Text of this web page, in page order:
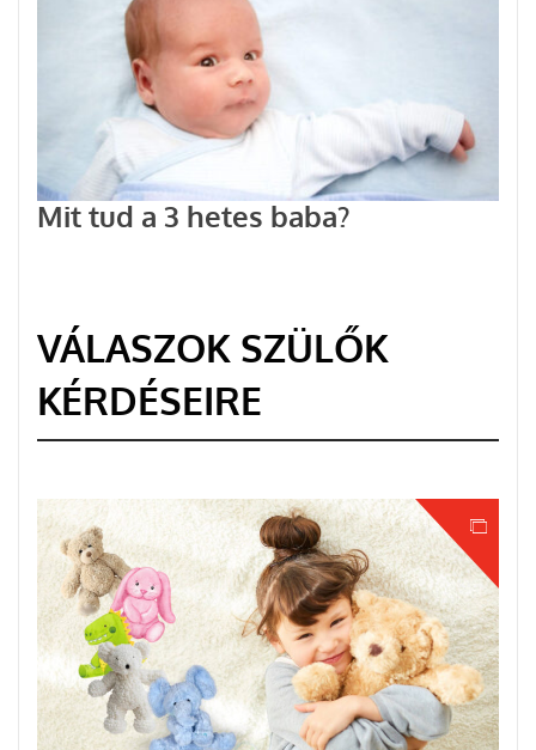
Mit tud a 3 hetes baba?
VÁLASZOK SZÜLŐK
KÉRDÉSEIRE